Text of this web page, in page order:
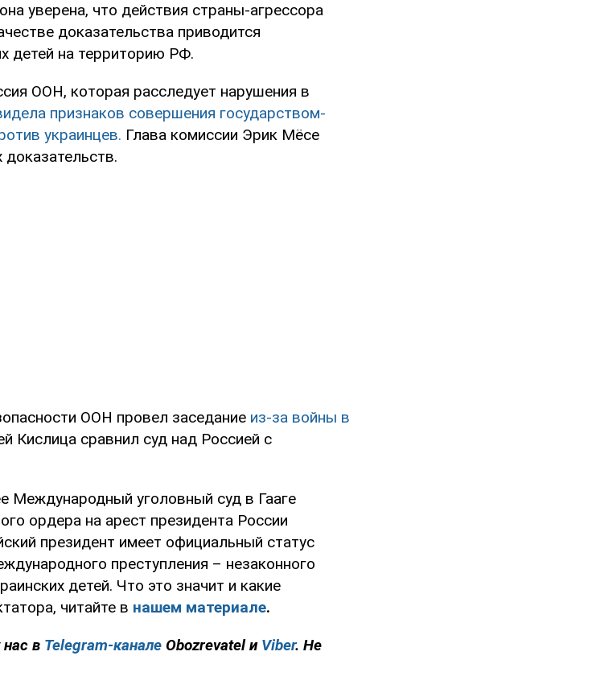
уверена, что действия страны-агрессора
доказательства приводится
детей на территорию РФ.
ООН, которая расследует нарушения в
признаков совершения государством-
украинцев. Глава комиссии Эрик Мёсе
ООН провел заседание из-за войны в
Кислица сравнил суд над Россией с
Международный уголовный суд в Гааге
ордера на арест президента России
президент имеет официальный статус
преступления – незаконного
детей. Что это значит и какие
читайте в нашем материале.
в Telegram-канале Obozrevatel и Viber. Не